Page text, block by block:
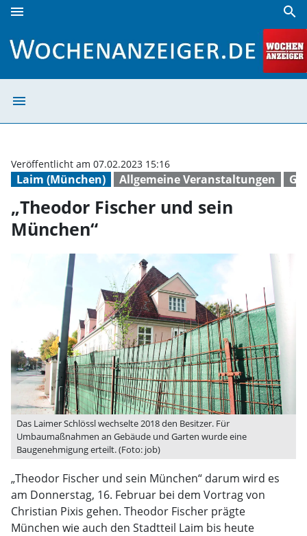
menu search
menu
Laim (München) Allgemeine Veranstaltungen
Veröffentlicht am 07.02.2023 15:16
„Theodor Fischer und sein
München“
Das Laimer Schlössl wechselte 2018 den Besitzer. Für
Umbaumaßnahmen an Gebäude und Garten wurde eine
Baugenehmigung erteilt. (Foto: job)
„Theodor Fischer und sein München“ darum wird es
am Donnerstag, 16. Februar bei dem Vortrag von
Christian Pixis gehen. Theodor Fischer prägte
München wie auch den Stadtteil Laim bis heute